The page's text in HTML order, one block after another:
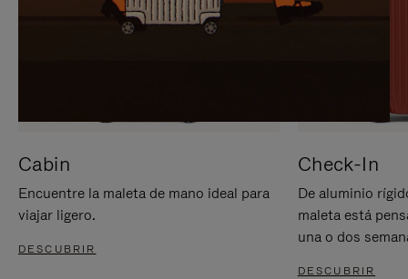
Cabin
Encuentre la maleta de mano ideal para
viajar ligero.
DESCUBRIR
Check-In
De aluminio
maleta está
una o dos
DESCUBRIR